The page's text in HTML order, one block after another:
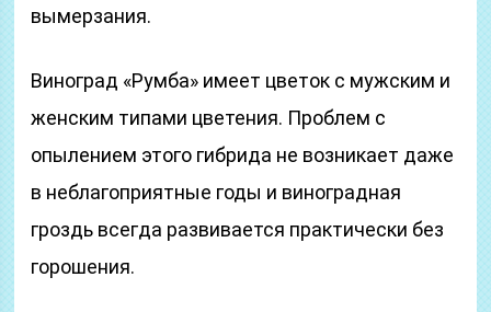
вымерзания.
Виноград «Румба» имеет цветок с мужским и
женским типами цветения. Проблем с
опылением этого гибрида не возникает даже
в неблагоприятные годы и виноградная
гроздь всегда развивается практически без
горошения.